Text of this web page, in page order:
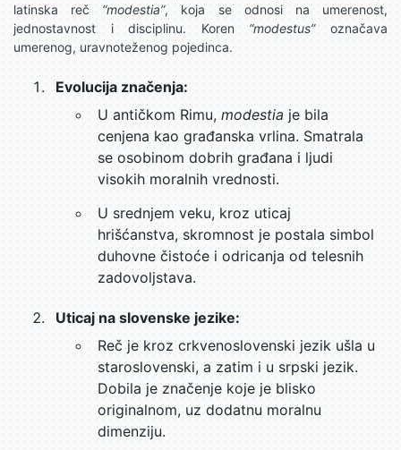
latinska reč “modestia”, koja se odnosi na umerenost,
jednostavnost i disciplinu. Koren“modestus”označava
umerenog, uravnoteženog pojedinca.
Evolucija značenja:
U antičkom Rimu,modestia je bila
cenjena kao građanska vrlina. Smatrala
se osobinom dobrih građana i ljudi
visokih moralnih vrednosti.
U srednjem veku, kroz uticaj
hrišćanstva, skromnost je postala simbol
duhovne čistoće i odricanja od telesnih
zadovoljstava.
Uticaj na slovenske jezike:
Reč je kroz crkvenoslovenski jezik ušla u
staroslovenski, a zatim i u srpski jezik.
Dobila je značenje koje je blisko
originalnom, uz dodatnu moralnu
dimenziju.